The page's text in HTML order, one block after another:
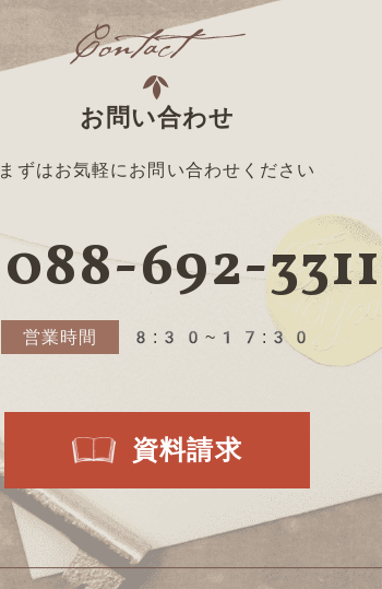
お問い合わせ
まずはお気軽にお問い合わせください
088-692-3311
営業時間 8:30~17:30
資料請求